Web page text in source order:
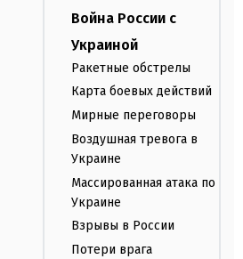
Война России с
Украиной
Ракетные обстрелы
Карта боевых действий
Мирные переговоры
Воздушная тревога в
Украине
Массированная атака по
Украине
Взрывы в России
Потери врага